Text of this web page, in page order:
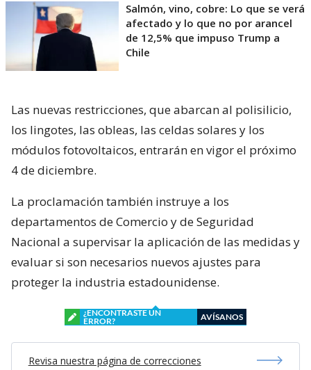
Salmón, vino, cobre: Lo que se verá
afectado y lo que no por arancel
de 12,5% que impuso Trump a
Chile
Las nuevas restricciones, que abarcan al polisilicio,
los lingotes, las obleas, las celdas solares y los
módulos fotovoltaicos, entrarán en vigor el próximo
4 de diciembre.
La proclamación también instruye a los
departamentos de Comercio y de Seguridad
Nacional a supervisar la aplicación de las medidas y
evaluar si son necesarios nuevos ajustes para
proteger la industria estadounidense.
¿ENCONTRASTE UN
ERROR?
AVÍSANOS
Revisa nuestra página de correcciones